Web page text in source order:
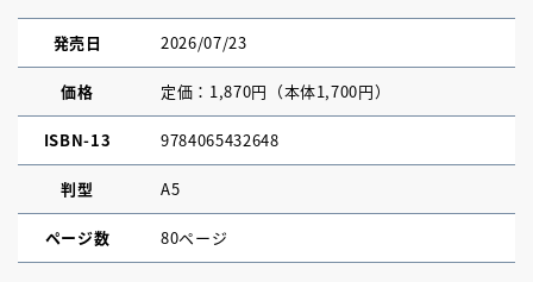
発売日 2026/07/23
価格 定価：1,870円（本体1,700円）
ISBN-13 9784065432648
判型 A5
ページ数 80ページ